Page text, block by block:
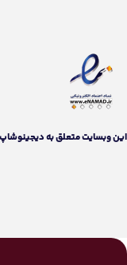
اين وبسايت متعلق به